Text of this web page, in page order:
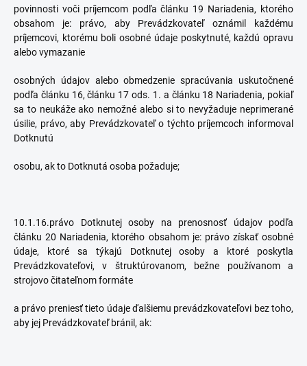
povinnosti voči príjemcom podľa článku 19 Nariadenia, ktorého
obsahom je: právo, aby Prevádzkovateľ oznámil každému
príjemcovi, ktorému boli osobné údaje poskytnuté, každú opravu
alebo vymazanie
osobných údajov alebo obmedzenie spracúvania uskutočnené
podľa článku 16, článku 17 ods. 1. a článku 18 Nariadenia, pokiaľ
sa to neukáže ako nemožné alebo si to nevyžaduje neprimerané
úsilie, právo, aby Prevádzkovateľ o týchto príjemcoch informoval
Dotknutú
osobu, ak to Dotknutá osoba požaduje;
10.1.16.právo Dotknutej osoby na prenosnosť údajov podľa
článku 20 Nariadenia, ktorého obsahom je: právo získať osobné
údaje, ktoré sa týkajú Dotknutej osoby a ktoré poskytla
Prevádzkovateľovi, v štruktúrovanom, bežne používanom a
strojovo čitateľnom formáte
a právo preniesť tieto údaje ďalšiemu prevádzkovateľovi bez toho,
aby jej Prevádzkovateľ bránil, ak: